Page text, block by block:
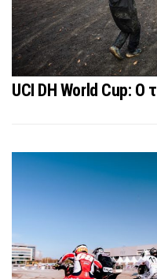
UCI DH World Cup: Ο